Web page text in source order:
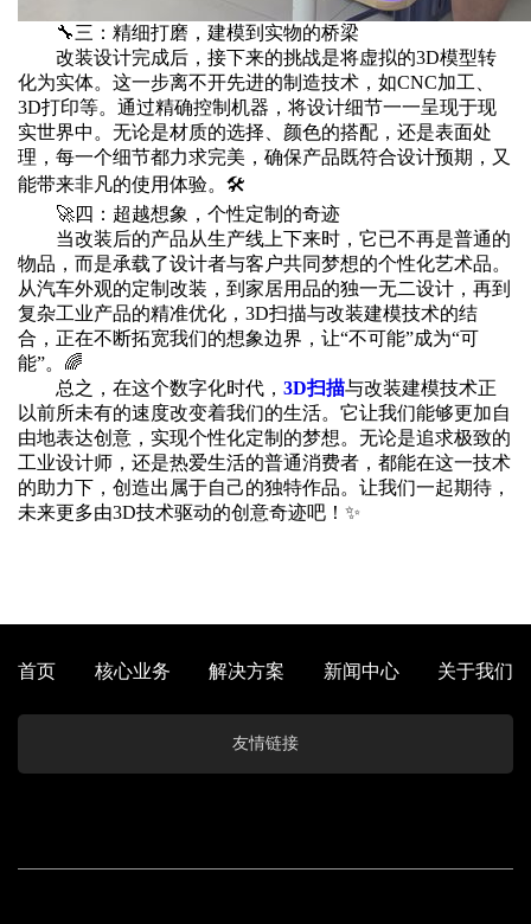
🔧三：精细打磨，建模到实物的桥梁
改装设计完成后，接下来的挑战是将虚拟的3D模型转
化为实体。这一步离不开先进的制造技术，如CNC加工、
3D打印等。通过精确控制机器，将设计细节一一呈现于现
实世界中。无论是材质的选择、颜色的搭配，还是表面处
理，每一个细节都力求完美，确保产品既符合设计预期，又
能带来非凡的使用体验。🛠️
🚀四：超越想象，个性定制的奇迹
当改装后的产品从生产线上下来时，它已不再是普通的
物品，而是承载了设计者与客户共同梦想的个性化艺术品。
从汽车外观的定制改装，到家居用品的独一无二设计，再到
复杂工业产品的精准优化，3D扫描与改装建模技术的结
合，正在不断拓宽我们的想象边界，让“不可能”成为“可
能”。🌈
总之，在这个数字化时代， 3D扫描与改装建模技术正
以前所未有的速度改变着我们的生活。它让我们能够更加自
由地表达创意，实现个性化定制的梦想。无论是追求极致的
工业设计师，还是热爱生活的普通消费者，都能在这一技术
的助力下，创造出属于自己的独特作品。让我们一起期待，
未来更多由3D技术驱动的创意奇迹吧！✨
首页 核心业务 解决方案 新闻中心 关于我们
友情链接